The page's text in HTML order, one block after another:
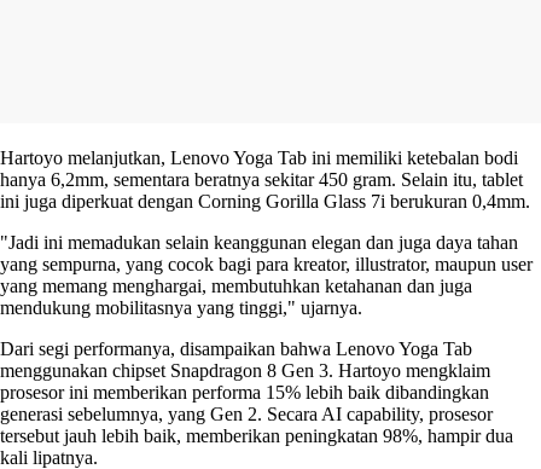
Hartoyo melanjutkan, Lenovo Yoga Tab ini memiliki ketebalan bodi
hanya 6,2mm, sementara beratnya sekitar 450 gram. Selain itu, tablet
ini juga diperkuat dengan Corning Gorilla Glass 7i berukuran 0,4mm.
"Jadi ini memadukan selain keanggunan elegan dan juga daya tahan
yang sempurna, yang cocok bagi para kreator, illustrator, maupun user
yang memang menghargai, membutuhkan ketahanan dan juga
mendukung mobilitasnya yang tinggi," ujarnya.
Dari segi performanya, disampaikan bahwa Lenovo Yoga Tab
menggunakan chipset Snapdragon 8 Gen 3. Hartoyo mengklaim
prosesor ini memberikan performa 15% lebih baik dibandingkan
generasi sebelumnya, yang Gen 2. Secara AI capability, prosesor
tersebut jauh lebih baik, memberikan peningkatan 98%, hampir dua
kali lipatnya.